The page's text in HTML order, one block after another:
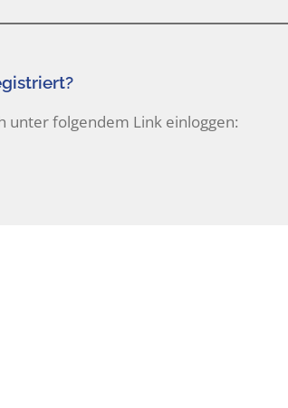
unter folgendem Link einloggen: